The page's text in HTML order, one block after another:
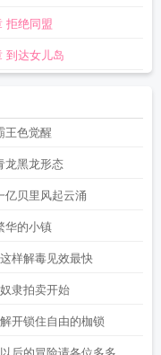
拒绝同盟
到达女儿岛
王色觉醒
龙黑龙形态
亿贝里风起云涌
华的小镇
样解毒见效最快
隶拍卖开始
开锁住自由的枷锁